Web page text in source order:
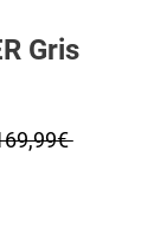
Gris